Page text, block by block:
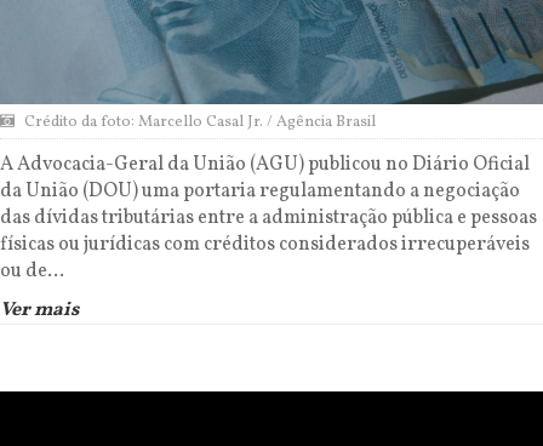
Crédito da foto: Marcello Casal Jr. / Agência Brasil
A Advocacia-Geral da União (AGU) publicou no Diário Oficial
da União (DOU) uma portaria regulamentando a negociação
das dívidas tributárias entre a administração pública e pessoas
físicas ou jurídicas com créditos considerados irrecuperáveis
ou de...
Ver mais